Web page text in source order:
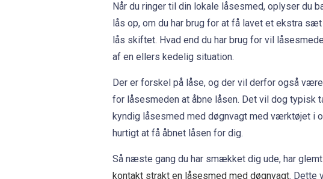
Når du ringer til din lokale låsesmed, oplyser du
lås op, om du har brug for at få lavet et ekstra
lås skiftet. Hvad end du har brug for vil
af en ellers kedelig situation.
Der er forskel på låse, og der vil derfor også
for låsesmeden at åbne låsen. Det vil dog typisk
kyndig låsesmed med døgnvagt med værktøjet i
hurtigt at få åbnet låsen for dig.
Så næste gang du har smækket dig ude, har
kontakt strakt en låsesmed med døgnvagt. Dette